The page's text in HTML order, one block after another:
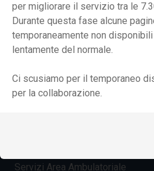
per migliorare il servizio tra le
Durante questa fase alcune
temporaneamente non
lentamente del normale.
Ci scusiamo per il temporaneo
per la collaborazione.
L'Italia che non dimentica
Mostre itineranti
DA 70 ANNI ACCANTO AI PIÙ
I nostri valori
La storia
Fondazione e dintorni
Servizi Area Ambulatoriale